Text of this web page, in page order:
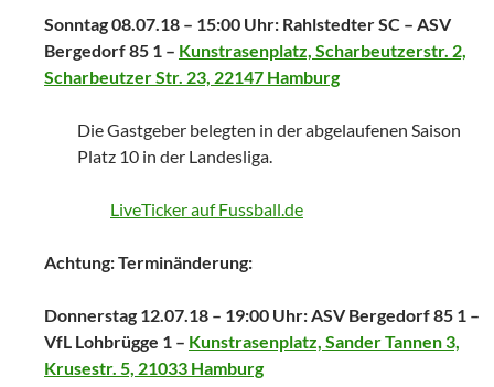
Sonntag 08.07.18 – 15:00 Uhr: Rahlstedter SC – ASV
Bergedorf 85 1 – Kunstrasenplatz, Scharbeutzerstr. 2,
Scharbeutzer Str. 23, 22147 Hamburg
Die Gastgeber belegten in der abgelaufenen Saison
Platz 10 in der Landesliga.
LiveTicker auf Fussball.de
Achtung: Terminänderung:
Donnerstag 12.07.18 – 19:00 Uhr: ASV Bergedorf 85 1 –
VfL Lohbrügge 1 – Kunstrasenplatz, Sander Tannen 3,
Krusestr. 5, 21033 Hamburg